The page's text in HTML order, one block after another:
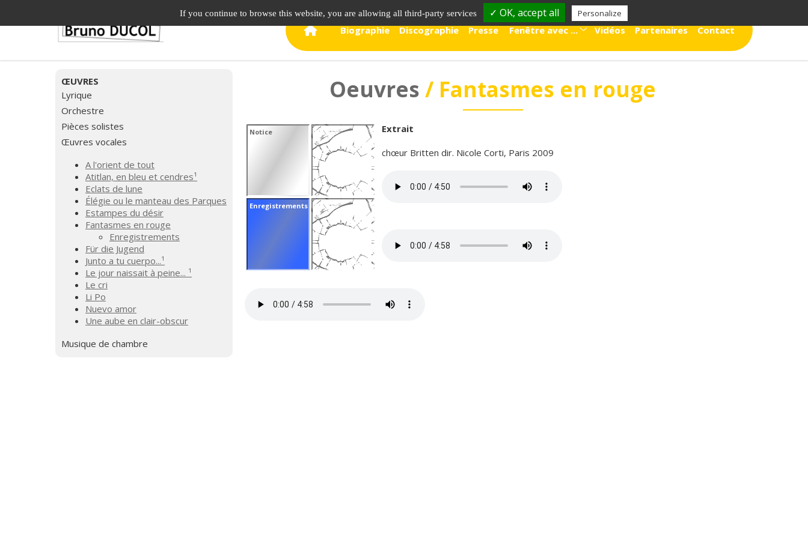
Biographie Discographie Presse Fenêtre avec ...
Vue de l'intérieur
Vidéos Partenaires Contact
ŒUVRES
Lyrique
Orchestre
Pièces solistes
Œuvres vocales
A l'orient de tout
Atitlan, en bleu et cendres¹
Eclats de lune
Élégie ou le manteau des Parques
Estampes du désir
Fantasmes en rouge
Enregistrements
Für die Jugend
Junto a tu cuerpo...¹
Le jour naissait à peine... ¹
Le cri
Li Po
Nuevo amor
Une aube en clair-obscur
Musique de chambre
Oeuvres / Fantasmes en rouge
Notice
Enregistrements
Extrait
chœur Britten dir. Nicole Corti, Paris 2009
If you continue to browse this website, you are allowing all third-party services ✓ OK, accept all Personalize